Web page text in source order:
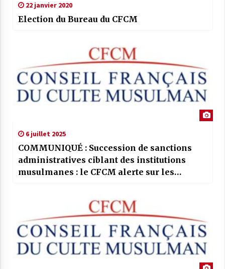
22 janvier 2020
Election du Bureau du CFCM
6 juillet 2025
COMMUNIQUÉ : Succession de sanctions
administratives ciblant des institutions
musulmanes : le CFCM alerte sur les